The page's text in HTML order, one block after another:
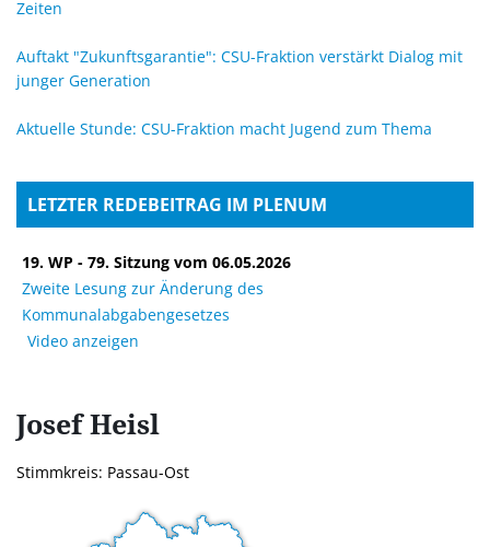
Zeiten
Auftakt "Zukunftsgarantie": CSU-Fraktion verstärkt Dialog mit
junger Generation
Aktuelle Stunde: CSU-Fraktion macht Jugend zum Thema
LETZTER REDEBEITRAG IM PLENUM
19. WP - 79. Sitzung vom 06.05.2026
Zweite Lesung zur Änderung des
Kommunalabgabengesetzes
Video anzeigen
JosefHeisl
Stimmkreis: Passau-Ost